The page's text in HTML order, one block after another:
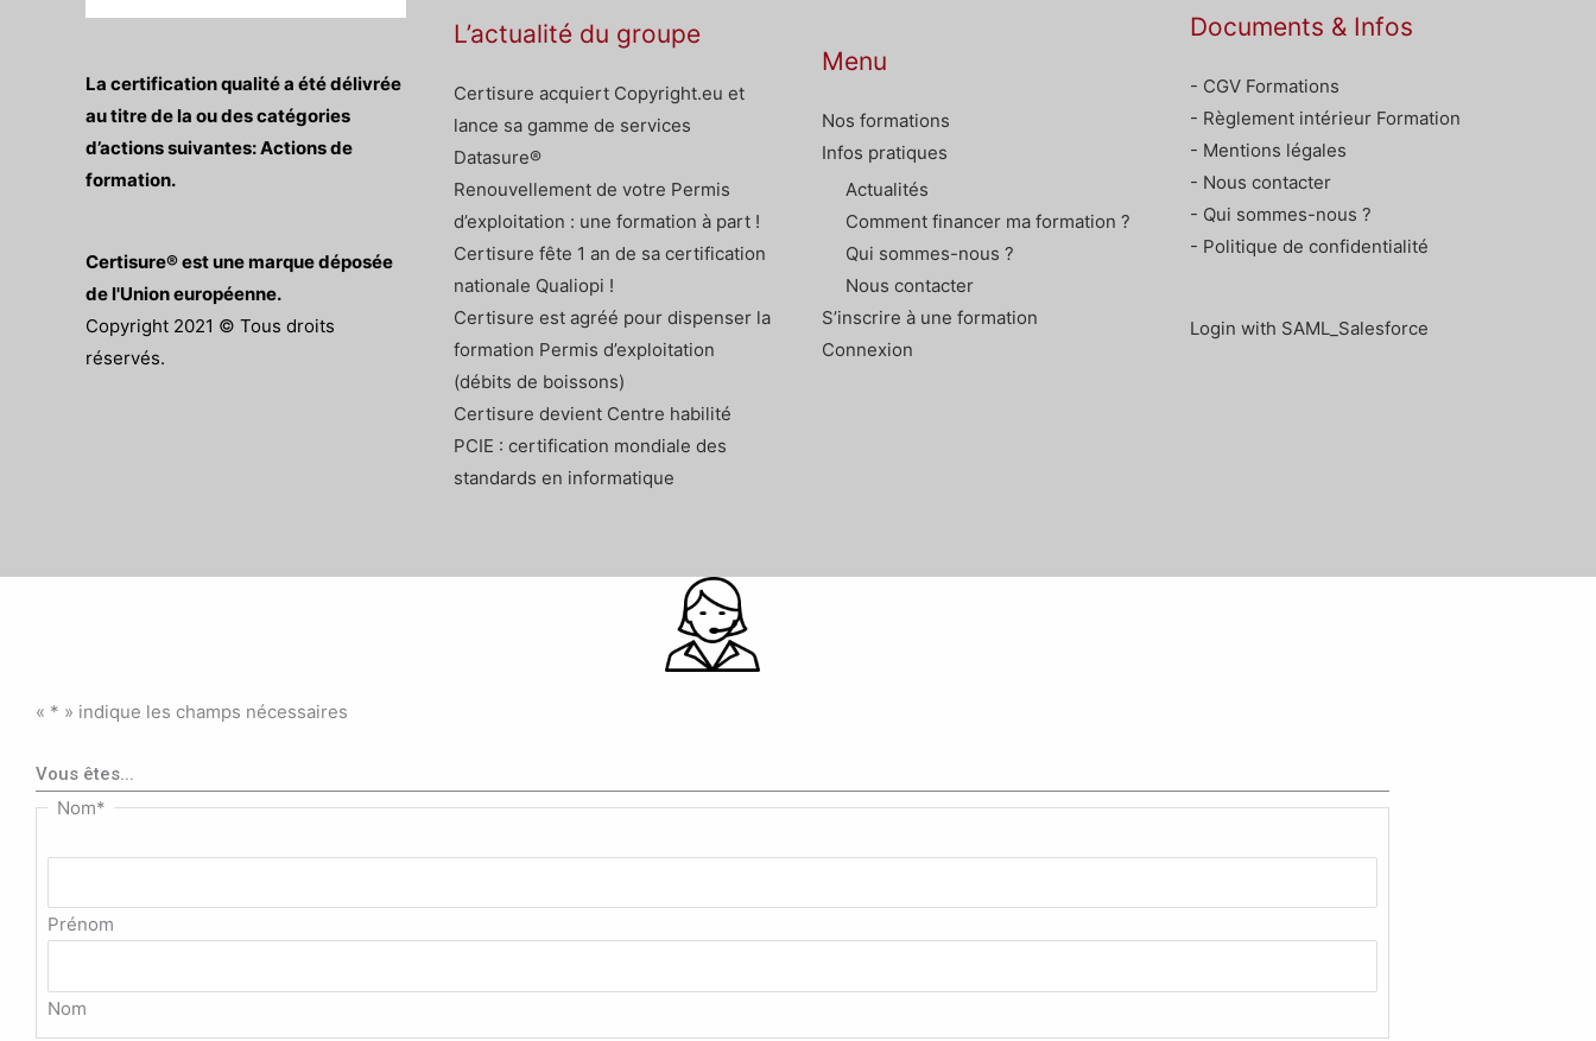
La certification qualité a été délivrée
au titre de la ou des catégories
d’actions suivantes: Actions de
formation.
Certisure® est une marque déposée
de l'Union européenne.
Copyright 2021 © Tous droits
réservés.
L’actualité du groupe
Certisure acquiert Copyright.eu et
lance sa gamme de services
Datasure®
Renouvellement de votre Permis
d’exploitation : une formation à part !
Certisure fête 1 an de sa certification
nationale Qualiopi !
Certisure est agréé pour dispenser la
formation Permis d’exploitation
(débits de boissons)
Certisure devient Centre habilité
PCIE : certification mondiale des
standards en informatique
Menu
Nos formations
Infos pratiques
Actualités
Comment financer ma formation ?
Qui sommes-nous ?
Nous contacter
S’inscrire à une formation
Connexion
Documents & Infos
- CGV Formations
- Règlement intérieur Formation
- Mentions légales
- Nous contacter
- Qui sommes-nous ?
- Politique de confidentialité
Login with SAML_Salesforce
« * » indique les champs nécessaires
Vous êtes...
Nom*
Prénom
Nom